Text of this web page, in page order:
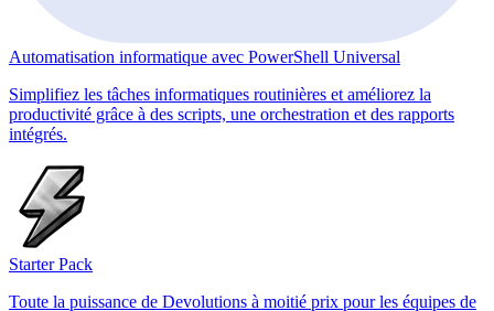
Automatisation informatique avec PowerShell Universal
Simplifiez les tâches informatiques routinières et améliorez la
productivité grâce à des scripts, une orchestration et des rapports
intégrés.
Starter Pack
Toute la puissance de Devolutions à moitié prix pour les équipes de